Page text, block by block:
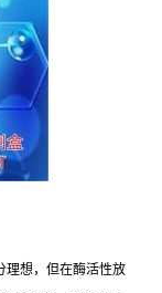
理想，但在酶活性放